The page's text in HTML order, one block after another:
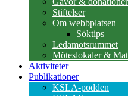
Stiftelser
Om webbplatsen
Söktips
Ledamotsrummet
Möteslokaler & Mat
Aktiviteter
Publikationer
KSLA-podden